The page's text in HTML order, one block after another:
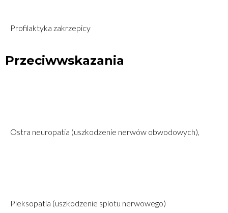
Profilaktyka zakrzepicy
Przeciwwskazania
Ostra neuropatia (uszkodzenie nerwów obwodowych),
Pleksopatia (uszkodzenie splotu nerwowego)